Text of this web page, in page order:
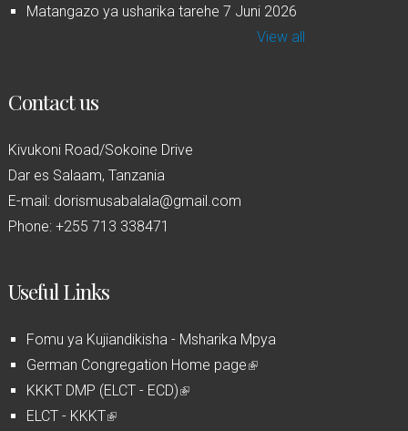
Matangazo ya usharika tarehe 7 Juni 2026
View all
Contact us
Kivukoni Road/Sokoine Drive
Dar es Salaam, Tanzania
E-mail: dorismusabalala@gmail.com
Phone: +255 713 338471
Useful Links
Fomu ya Kujiandikisha - Msharika Mpya
German Congregation Home page(
KKKT DMP (ELCT - ECD)(
ELCT - KKKT(